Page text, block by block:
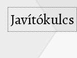
Javítókulcs